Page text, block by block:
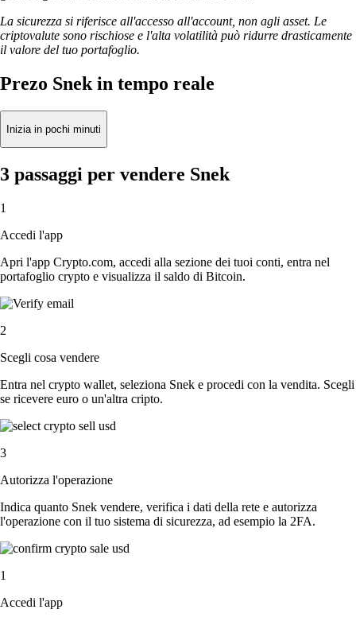
La sicurezza si riferisce all'accesso all'account, non agli asset. Le
criptovalute sono rischiose e l'alta volatilità può ridurre drasticamente
il valore del tuo portafoglio.
Prezo Snek in tempo reale
Inizia in pochi minuti
3 passaggi per vendere Snek
1
Accedi l'app
Apri l'app Crypto.com, accedi alla sezione dei tuoi conti, entra nel
portafoglio crypto e visualizza il saldo di Bitcoin.
2
Scegli cosa vendere
Entra nel crypto wallet, seleziona Snek e procedi con la vendita. Scegli
se ricevere euro o un'altra cripto.
3
Autorizza l'operazione
Indica quanto Snek vendere, verifica i dati della rete e autorizza
l'operazione con il tuo sistema di sicurezza, ad esempio la 2FA.
1
Accedi l'app